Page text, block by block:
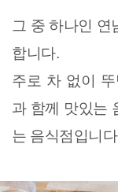
그 중 하나인 연
합니다.
주로 차 없이
과 함께 맛있는
는 음식점입니